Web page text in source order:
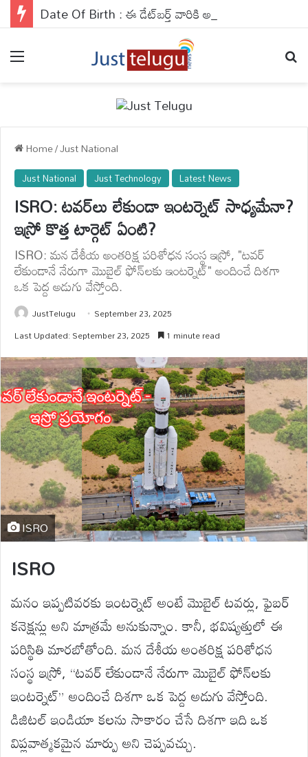
Home/Just National
Just National Just Technology Latest News
ISRO: టవర్‌లు లేకుండా ఇంటర్నెట్ సాధ్యమేనా?
ఇస్రో కొత్త టార్గెట్ ఏంటి?
ISRO: మన దేశీయ అంతరిక్ష పరిశోధన సంస్థ ఇస్రో, "టవర్
లేకుండానే నేరుగా మొబైల్ ఫోన్‌లకు ఇంటర్నెట్" అందించే దిశగా
ఒక పెద్ద అడుగు వేస్తోంది.
JustTelugu
September 23, 2025
Last Updated: September 23, 2025
1 minute read
ISRO
ISRO
మనం ఇప్పటివరకు ఇంటర్నెట్ అంటే మొబైల్ టవర్లు, ఫైబర్
కనెక్షన్లు అని మాత్రమే అనుకున్నాం. కానీ, భవిష్యత్తులో ఈ
పరిస్థితి మారబోతోంది. మన దేశీయ అంతరిక్ష పరిశోధన
సంస్థ ఇస్రో, “టవర్ లేకుండానే నేరుగా మొబైల్ ఫోన్‌లకు
ఇంటర్నెట్” అందించే దిశగా ఒక పెద్ద అడుగు వేస్తోంది.
డిజిటల్ ఇండియా కలను సాకారం చేసే దిశగా ఇది ఒక
విప్లవాత్మకమైన మార్పు అని చెప్పవచ్చు.